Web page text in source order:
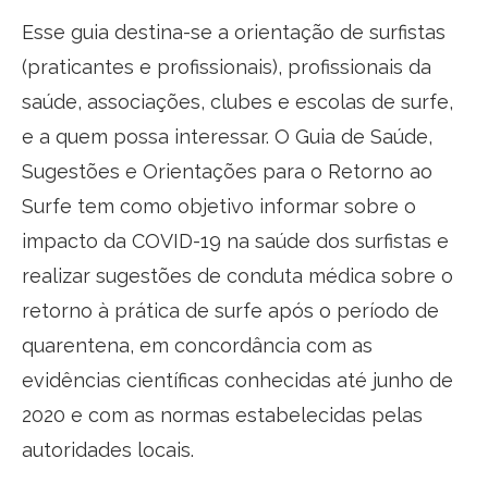
Esse guia destina-se a orientação de surfistas
(praticantes e profissionais), profissionais da
saúde, associações, clubes e escolas de surfe,
e a quem possa interessar. O Guia de Saúde,
Sugestões e Orientações para o Retorno ao
Surfe tem como objetivo informar sobre o
impacto da COVID-19 na saúde dos surfistas e
realizar sugestões de conduta médica sobre o
retorno à prática de surfe após o período de
quarentena, em concordância com as
evidências científicas conhecidas até junho de
2020 e com as normas estabelecidas pelas
autoridades locais.